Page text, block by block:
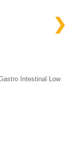
Intestinal Low